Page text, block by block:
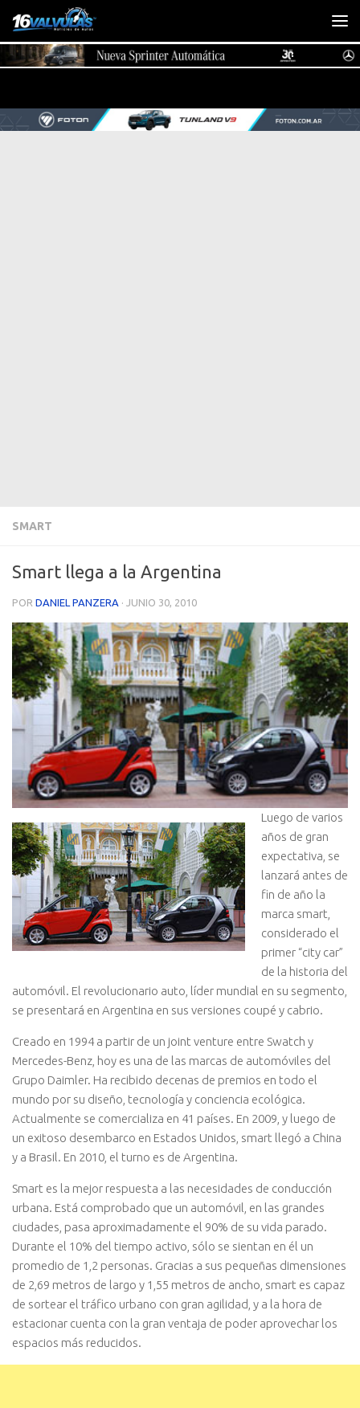
Saltar al contenido
SMART
Smart llega a la Argentina
POR DANIEL PANZERA · JUNIO 30, 2010
Luego de varios
años de gran
expectativa, se
lanzará antes de
fin de año la
marca smart,
considerado el
primer “city car”
de la historia del
automóvil. El revolucionario auto, líder mundial en su segmento,
se presentará en Argentina en sus versiones coupé y cabrio.
Creado en 1994 a partir de un joint venture entre Swatch y
Mercedes-Benz, hoy es una de las marcas de automóviles del
Grupo Daimler. Ha recibido decenas de premios en todo el
mundo por su diseño, tecnología y conciencia ecológica.
Actualmente se comercializa en 41 países. En 2009, y luego de
un exitoso desembarco en Estados Unidos, smart llegó a China
y a Brasil. En 2010, el turno es de Argentina.
Smart es la mejor respuesta a las necesidades de conducción
urbana. Está comprobado que un automóvil, en las grandes
ciudades, pasa aproximadamente el 90% de su vida parado.
Durante el 10% del tiempo activo, sólo se sientan en él un
promedio de 1,2 personas. Gracias a sus pequeñas dimensiones
de 2,69 metros de largo y 1,55 metros de ancho, smart es capaz
de sortear el tráfico urbano con gran agilidad, y a la hora de
estacionar cuenta con la gran ventaja de poder aprovechar los
espacios más reducidos.